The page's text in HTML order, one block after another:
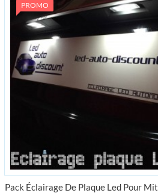
PROMO
Pack Éclairage De Plaque Led Pour